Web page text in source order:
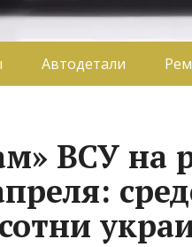
Автодетали
ВСУ на